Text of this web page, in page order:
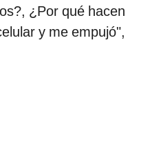
¿Por qué hacen
y me empujó",